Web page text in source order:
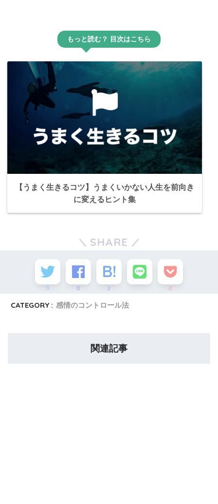
もっと読む？ 目次はこちら
【うまく生きるコツ】うまくいかない人生を前向き
に変えるヒント集
SHARE
0 0 2 0
CATEGORY : 感情のコントロール法
関連記事